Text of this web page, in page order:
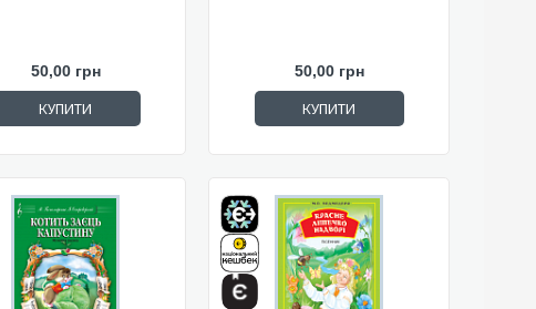
50,00 грн
КУПИТИ
50,00 грн
КУПИТИ